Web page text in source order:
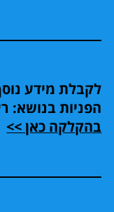
לקבלת מידע
הפניות בנושא:
בהקלקה כאן >>